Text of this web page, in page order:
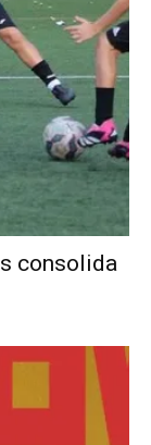
consolida